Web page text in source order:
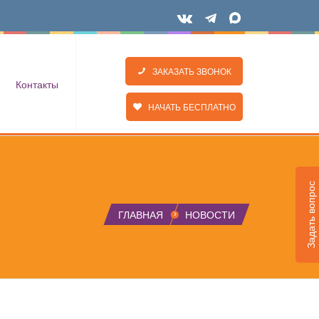
Контакты
ЗАКАЗАТЬ ЗВОНОК
НАЧАТЬ БЕСПЛАТНО
ГЛАВНАЯ НОВОСТИ Задать вопрос